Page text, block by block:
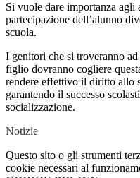
Si vuole dare importanza agli
partecipazione dell’alunno
scuola.
I genitori che si troveranno
figlio dovranno cogliere
rendere effettivo il diritto allo
garantendo il successo
socializzazione.
Notizie
Questo sito o gli strumenti
cookie necessari al